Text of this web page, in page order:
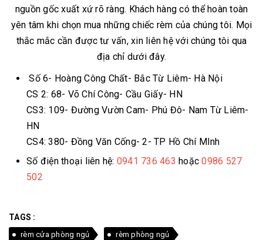
nguồn gốc xuất xứ rõ ràng. Khách hàng có thể hoàn toàn
yên tâm khi chọn mua những chiếc rèm của chúng tôi. Mọi
thắc mắc cần được tư vấn, xin liên hệ với chúng tôi qua
địa chỉ dưới đây.
Số 6- Hoàng Công Chất- Bắc Từ Liêm- Hà Nội
CS 2: 68- Võ Chí Công- Cầu Giấy- HN
CS3: 109- Đường Vườn Cam- Phú Đô- Nam Từ Liêm-
HN
CS4: 380- Đồng Văn Cống- 2- TP Hồ Chí MInh
Số điện thoại liên hệ: 0941 736 463 hoặc0986 527
502
TAGS :
rèm cửa phòng ngủ rèm phòng ngủ